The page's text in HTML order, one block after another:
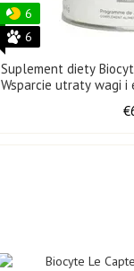
6
6
Suplement diety
Wsparcie utraty wagi i